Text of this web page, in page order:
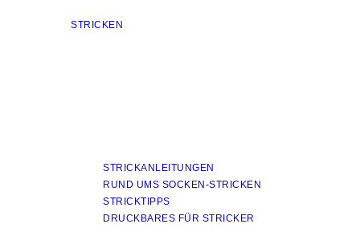
STRICKEN
STRICKANLEITUNGEN
RUND UMS SOCKEN-STRICKEN
STRICKTIPPS
DRUCKBARES FÜR STRICKER